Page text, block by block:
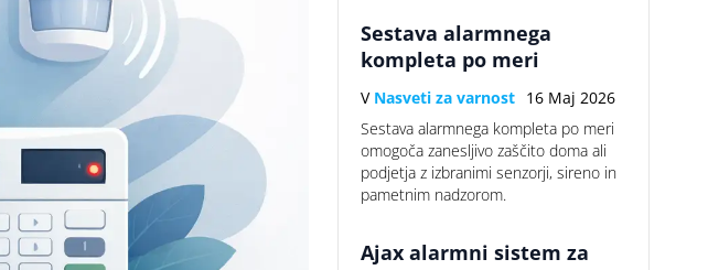
Sestava alarmnega
kompleta po meri
V Nasveti za varnost 16 Maj 2026
Sestava alarmnega kompleta po meri
omogoča zanesljivo zaščito doma ali
podjetja z izbranimi senzorji, sireno in
pametnim nadzorom.
Ajax alarmni sistem za